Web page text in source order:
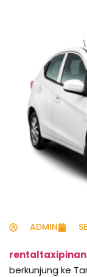
ADMIN
berkunjung ke